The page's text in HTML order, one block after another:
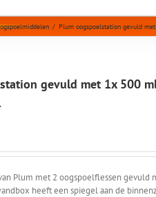
/ Plum oogspoelstation gevuld
gevuld met 1x 500
Plum met 2 oogspoelflessen gevuld
heeft een spiegel aan de